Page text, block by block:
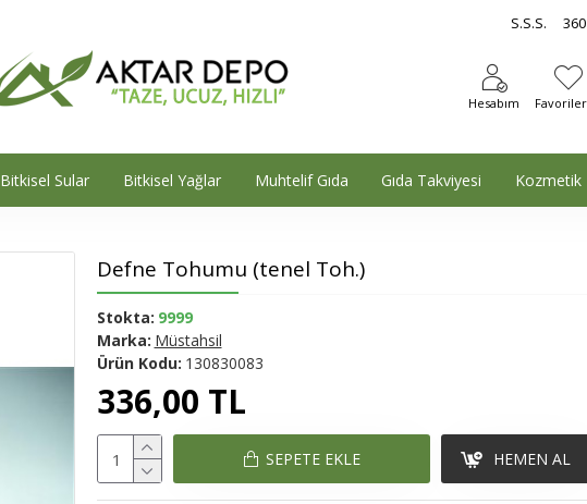
S.S.S.
Hesabım
Bitkisel Sular Bitkisel Yağlar Muhtelif Gıda Gıda Takviyesi Kozmetik
Defne Tohumu (tenel Toh.)
336,00 TL
Stokta: 9999
Marka: Müstahsil
Ürün Kodu: 130830083
SEPETE EKLE HEMEN AL